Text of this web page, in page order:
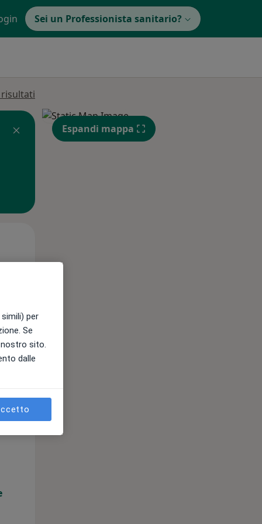
Sei un Professionista sanitario?
Lun,
Espandi mappa
per
Se
sito.
dalle